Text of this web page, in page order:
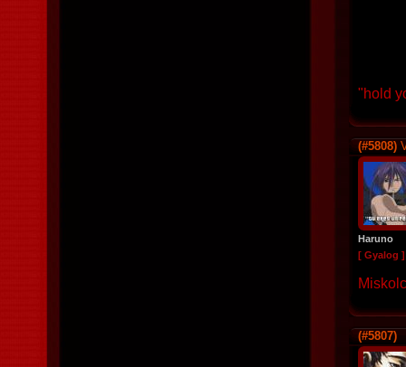
"hold
(#5808)
Haruno
[ Gyalog ]
(#5807)